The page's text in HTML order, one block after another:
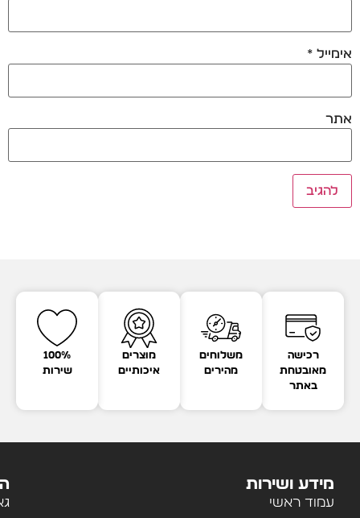
אימייל *
אתר
רכישה
מאובטחת
באתר
משלוחים
מהירים
מוצרים
איכותיים
100%
שירות
מידע ושירות
עמוד ראשי